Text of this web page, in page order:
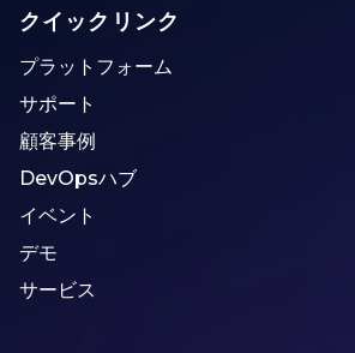
クイックリンク
プラットフォーム
サポート
顧客事例
DevOpsハブ
イベント
デモ
サービス